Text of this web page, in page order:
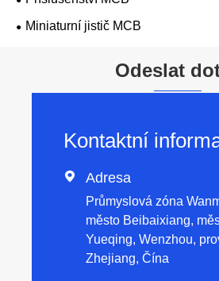
Miniaturní jistič MCB
Odeslat
Kontaktní
 Adresa
Průmyslová zóna
město Beibaixiang,
Yueqing, Wenzhou,
Zhejiang, Čína